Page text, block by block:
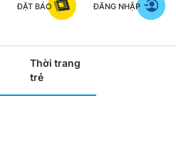
ĐẶT BÁO ĐĂNG NHẬP
Thời trang
trẻ